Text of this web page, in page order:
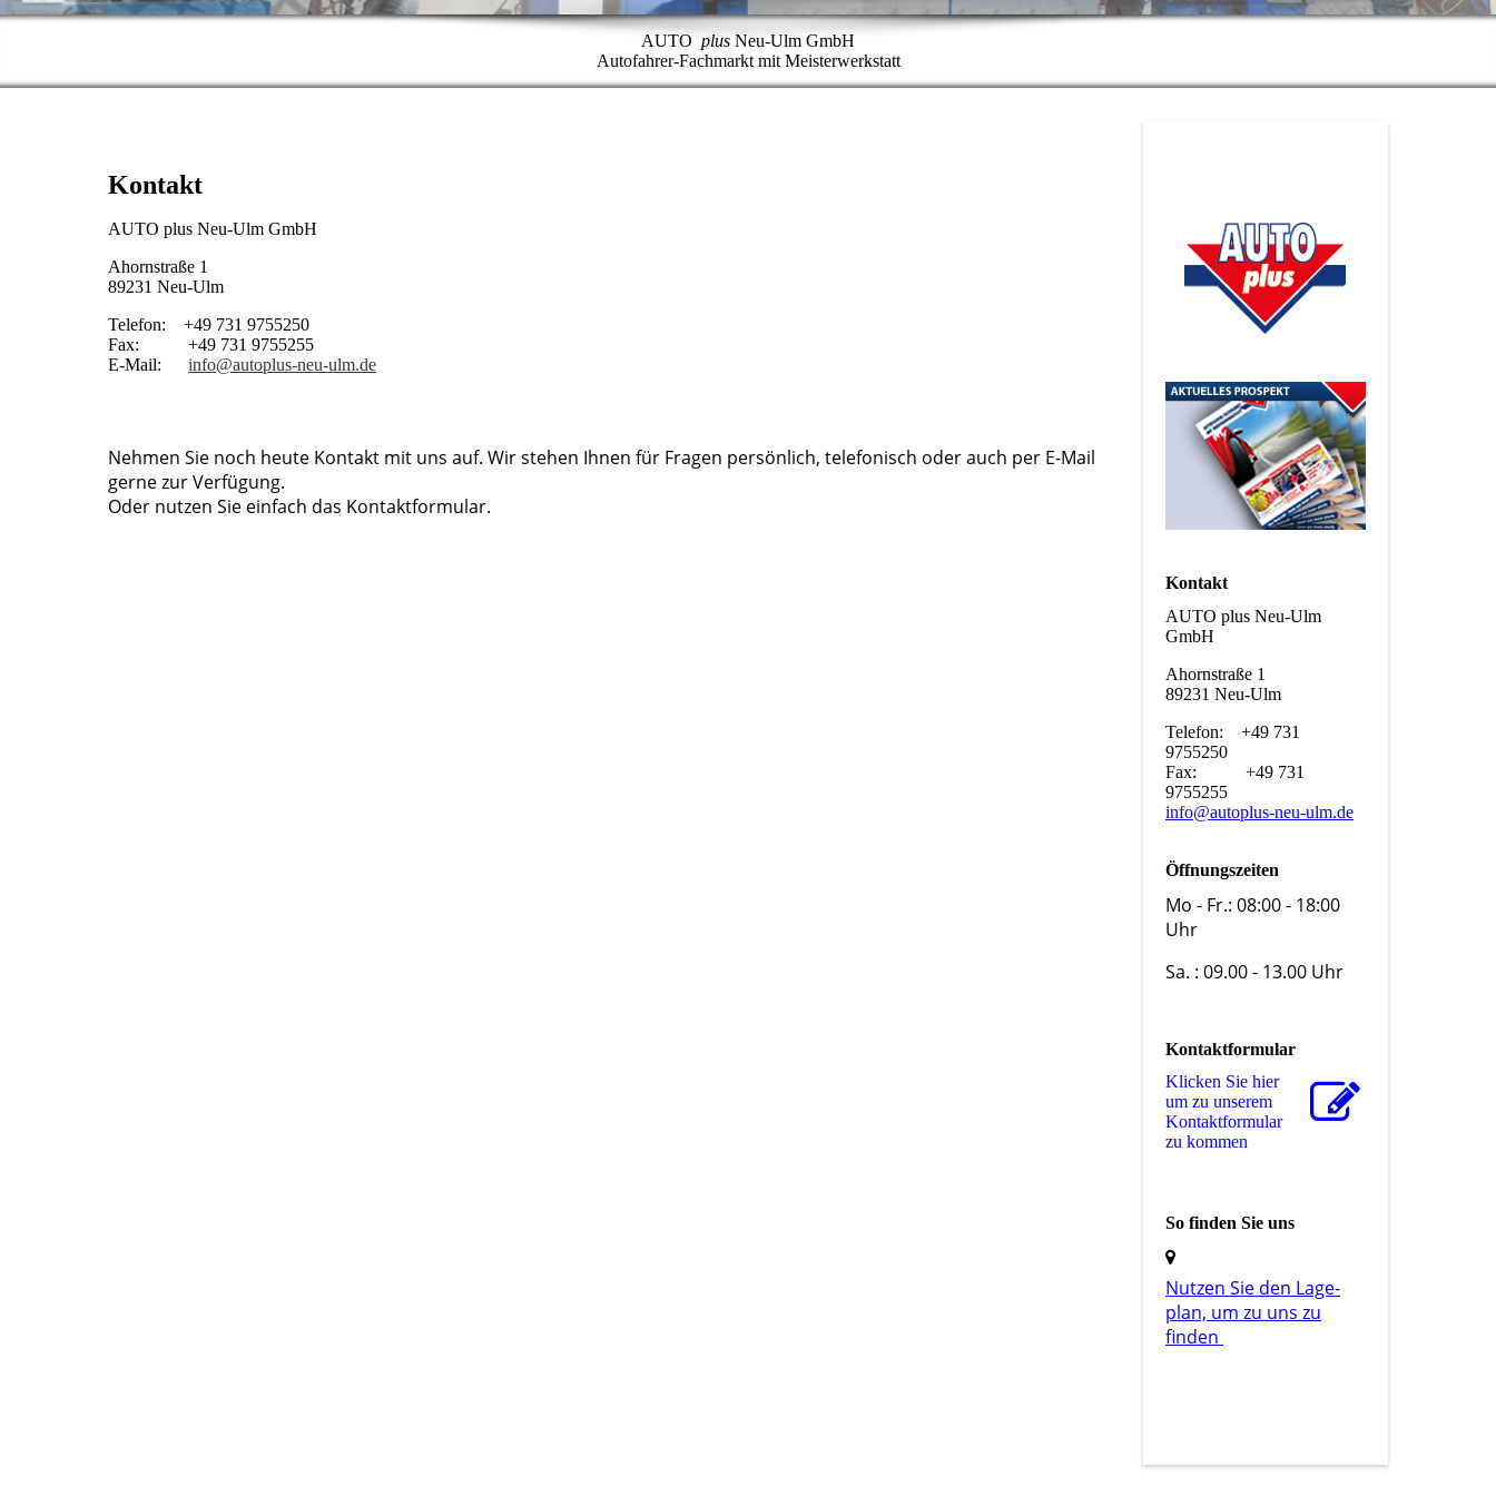
AUTO plus Neu-Ulm GmbH
Autofahrer-Fachmarkt mit Meisterwerkstatt
Kontakt
AUTO plus Neu-Ulm GmbH
Ahornstraße 1
89231 Neu-Ulm
Telefon: +49 731 9755250
Fax: +49 731 9755255
E-Mail: info@autoplus-neu-ulm.de
Nehmen Sie noch heute Kontakt mit uns auf. Wir stehen Ihnen für Fragen persönlich, telefonisch oder auch per E-Mail
gerne zur Verfügung.
Oder nutzen Sie einfach das Kontaktformular.
Kontakt
AUTO plus Neu-Ulm
GmbH
Ahornstraße 1
89231 Neu-Ulm
Telefon: +49 731
9755250
Fax: +49 731
9755255
info@autoplus-neu-ulm.de
Öffnungszeiten
Mo - Fr.: 08:00 - 18:00
Uhr
Sa. : 09.00 - 13.00 Uhr
Kontaktformular
Klicken Sie hier
um zu unserem
Kon­takt­for­mu­lar
zu kommen
So finden Sie uns
Nutzen Sie den La­ge­
plan, um zu uns zu
finden